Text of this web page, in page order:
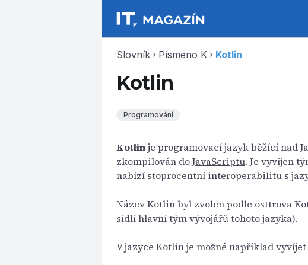
Slovník chevron_right Písmeno K chevron_right Kotlin
Kotlin
Programování
Kotlinje programovací jazyk běžící nad
zkompilován doJavaScriptu. Je vyvíjen
nabízí stoprocentní interoperabilitu s
Název Kotlin byl zvolen podle osttrova
sídlí hlavní tým vývojářů tohoto jazyka).
V jazyce Kotlin je možné například